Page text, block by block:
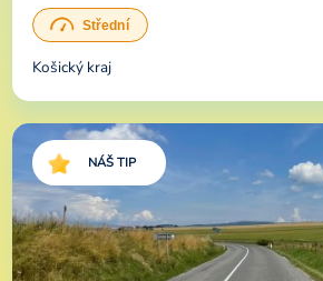
Košický kraj
NÁŠ TIP